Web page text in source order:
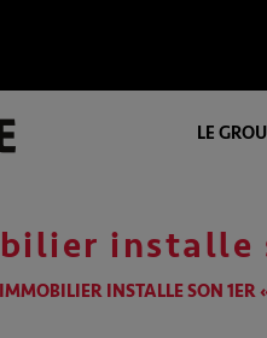
LE
installe
INSTALLE SON